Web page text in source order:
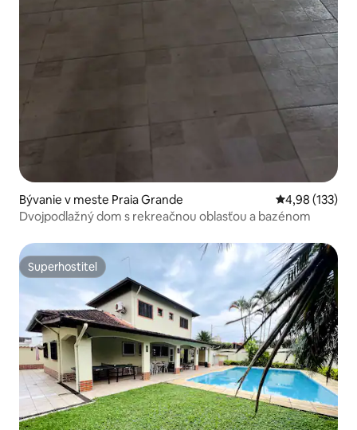
Bývanie v meste Praia Grande Priemerné
4,98 (133)
Dvojpodlažný dom s rekreačnou oblasťou a bazénom
Superhostiteľ
Superhostiteľ